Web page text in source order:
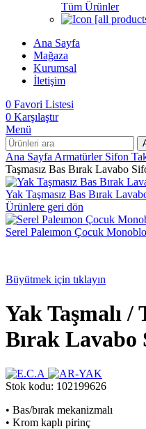
Tüm Ürünler
Ana Sayfa
Mağaza
Kurumsal
İletişim
0 Favori Listesi
0 Karşılaştır
Menü
Ana Sayfa Armatürler Sifon
Taşmasız Bas Bırak Lavabo
Yak Taşmasız Bas Bırak
Ürünlere geri dön
Serel Paleımon Çocuk
Büyütmek için tıklayın
Yak Taşmalı /
Bırak Lavabo
Stok kodu: 102199626
• Bas/bırak mekanizmalı
• Krom kaplı pirinç